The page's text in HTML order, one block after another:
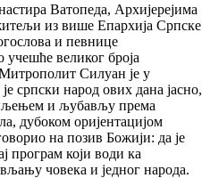
Ватопеда, Архијерејима
из више Епархија Српске
и певнице
великог броја
Силуан је у
српски народ ових дана јасно,
и љубављу према
дубоком оријентацијом
на позив Божији: да је
програм који води ка
човека и једног народа.